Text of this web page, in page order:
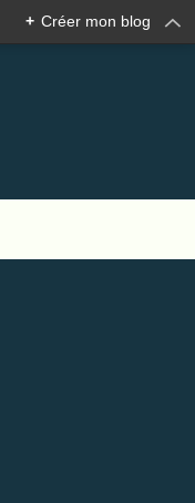
+ Créer mon blog